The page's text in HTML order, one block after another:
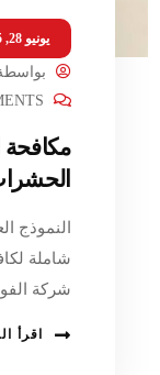
يونيو 28, 2025
النموذج
شاملة
شركة
اقرأ